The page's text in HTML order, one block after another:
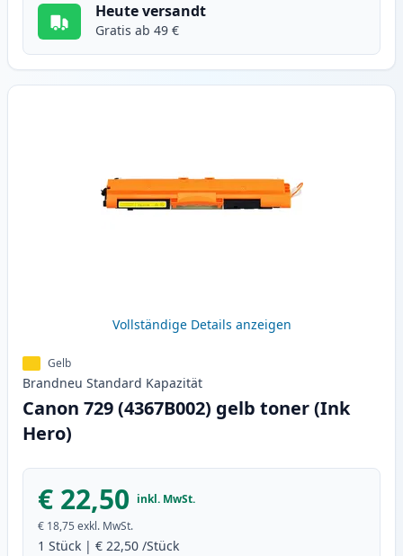
Heute versandt
Gratis ab 49 €
Vollständige Details anzeigen
Gelb
Brandneu Standard Kapazität
Canon 729 (4367B002) gelb toner (Ink
Hero)
€ 22,50 inkl. MwSt.
€ 18,75 exkl. MwSt.
1 Stück | € 22,50 /Stück